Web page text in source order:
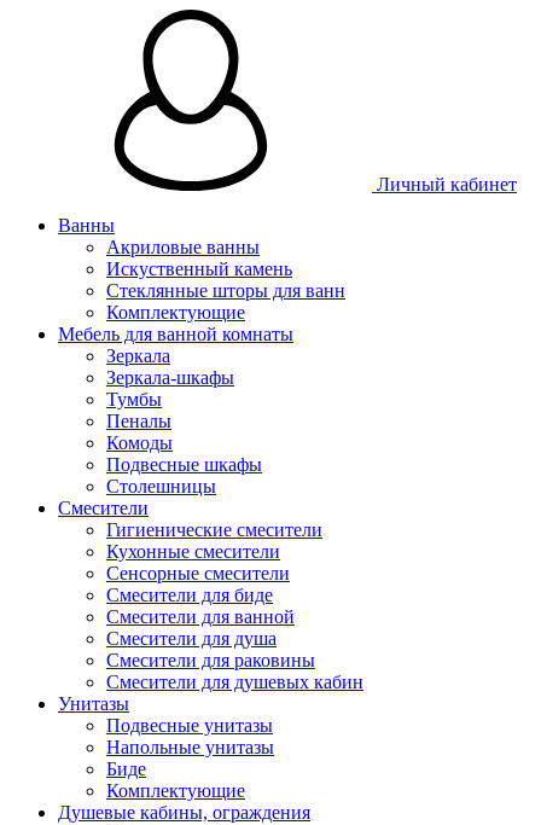
Личный кабинет
Ванны
Акриловые ванны
Искуственный камень
Стеклянные шторы для ванн
Комплектующие
Мебель для ванной комнаты
Зеркала
Зеркала-шкафы
Тумбы
Пеналы
Комоды
Подвесные шкафы
Столешницы
Смесители
Гигиенические смесители
Кухонные смесители
Сенсорные смесители
Смесители для биде
Смесители для ванной
Смесители для душа
Смесители для раковины
Смесители для душевых кабин
Унитазы
Подвесные унитазы
Напольные унитазы
Биде
Комплектующие
Душевые кабины, ограждения